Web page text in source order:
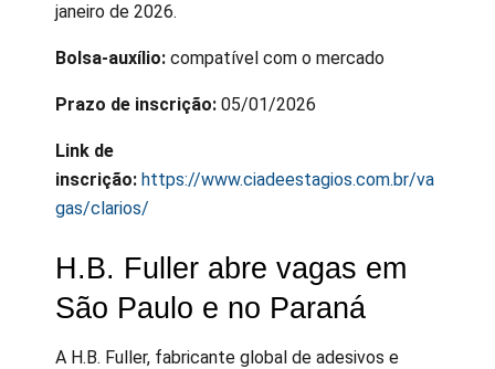
janeiro de 2026.
Bolsa-auxílio: compatível com o mercado
Prazo de inscrição: 05/01/2026
Link de
inscrição: https://www.ciadeestagios.com.br/va
gas/clarios/
H.B. Fuller abre vagas em
São Paulo e no Paraná
A H.B. Fuller, fabricante global de adesivos e